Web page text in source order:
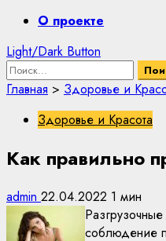
PrimaryО проекте
Light/Dark Button
Найти:
Главная > Здоровье и
Здоровье и Красота
Как правильно
admin 22.04.2022 1 мин
соблюдение